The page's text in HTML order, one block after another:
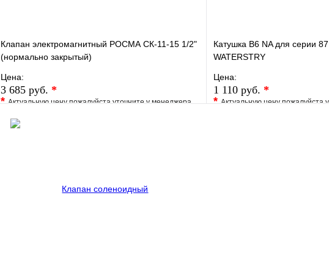
Клапан электромагнитный РОСМА СК-11-15 1/2"
(нормально закрытый)
Цена:
3 685 руб. *
*Актуальную цену пожалуйста уточните у менеджера
В избранное
Катушка B6 NA для серии
WATERSTRY
Цена:
1 110 руб. *
*Актуальную цену пожалуйста